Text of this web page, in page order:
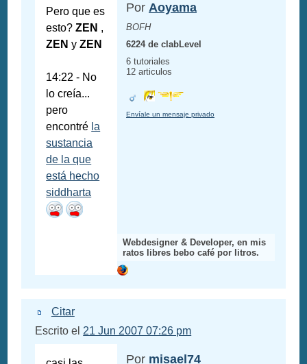
Pero que es
esto?ZEN ,
ZEN yZEN
14:22 - No
lo creía...
pero
encontré la
sustancia
de la que
está hecho
siddharta
Por Aoyama
BOFH
6224 de clabLevel
6 tutoriales
12 articulos
Envíale un mensaje privado
Webdesigner & Developer, en mis
ratos libres bebo café por litros.
Citar
Escrito el 21 Jun 2007 07:26 pm
Por misael74